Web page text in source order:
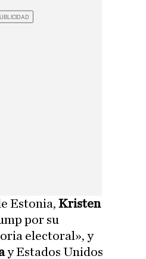
Estonia, Kristen
por su
electoral», y
y Estados Unidos